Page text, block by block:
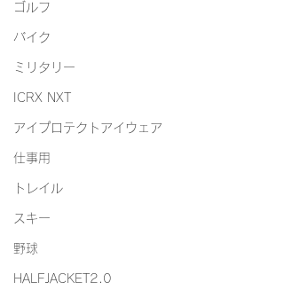
ゴルフ
バイク
ミリタリー
ICRX NXT
アイプロテクトアイウェア
仕事用
トレイル
スキー
野球
HALFJACKET2.0